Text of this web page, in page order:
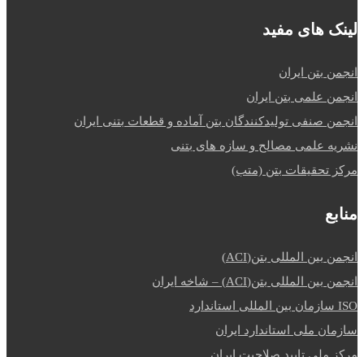
لینک های مفید
انجمن بتن ایران
انجمن علمی بتن ایران
انجمن صنفی تولیدکنندگان بتن آماده و قطعات بتنی ایران
نشریه علمی مصالح و سازه های بتنی
مرکز تحقیقات بتن (متب)
منابع
انجمن بین المللی بتن(ACI)
انجمن بین المللی بتن(ACI) – شاخه ایران
ISO سازمان بین المللی استاندارد
سازمان ملی استاندارد ایران